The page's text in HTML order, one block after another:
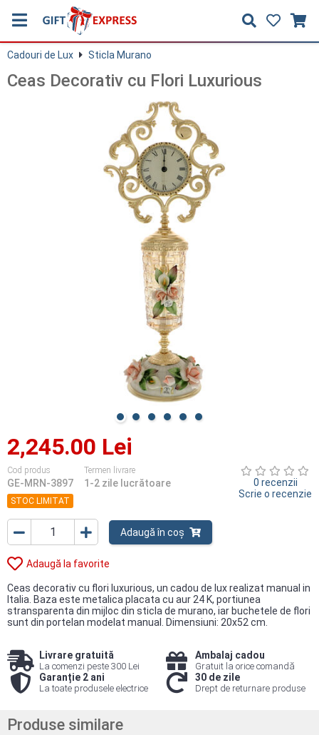
Cadouri de Lux Sticla Murano
Ceas Decorativ cu Flori Luxurious
2,245.00 Lei
Cod produs
GE-MRN-3897
Termen livrare
1-2 zile lucrătoare
STOC LIMITAT
0 recenzii
Scrie o recenzie
Adaugă în coș
Adaugă la favorite
Ceas decorativ cu flori luxurious, un cadou de lux realizat manual in
Italia. Baza este metalica placata cu aur 24 K, portiunea
stransparenta din mijloc din sticla de murano, iar buchetele de flori
sunt din portelan modelat manual. Dimensiuni: 20x52 cm.
Livrare gratuită
La comenzi peste 300 Lei
Ambalaj cadou
Gratuit la orice comandă
Garanție 2 ani
La toate produsele electrice
30 de zile
Drept de returnare produse
Produse similare